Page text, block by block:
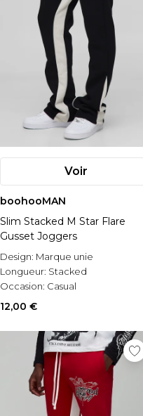
Voir
boohooMAN
Slim Stacked M Star Flare
Gusset Joggers
Design: Marque unie
Longueur: Stacked
Occasion: Casual
12,00 €